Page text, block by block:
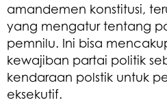
amandemen konstitusi,
yang mengatur tentang
pemnilu. Ini bisa
kewajiban partai politik
kendaraan polstik untuk
eksekutif.